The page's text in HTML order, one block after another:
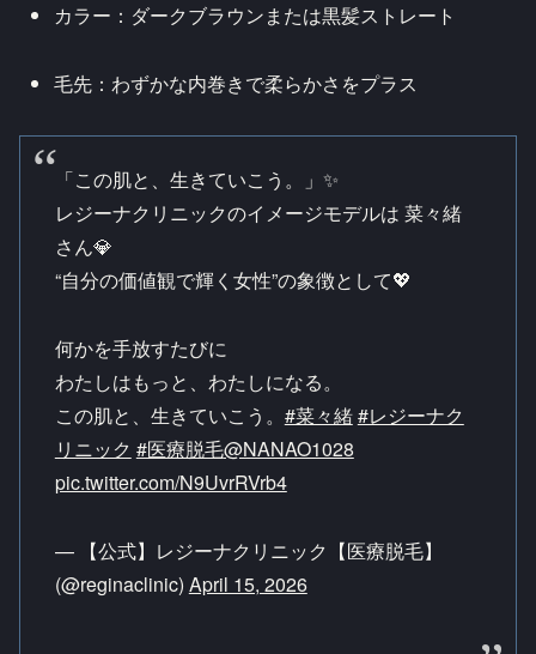
カラー：ダークブラウンまたは黒髪ストレート
毛先：わずかな内巻きで柔らかさをプラス
「この肌と、生きていこう。」✨
レジーナクリニックのイメージモデルは 菜々緒
さん💎
“自分の価値観で輝く女性”の象徴として💖
何かを手放すたびに
わたしはもっと、わたしになる。
この肌と、生きていこう。 #菜々緒#レジーナク
リニック #医療脱毛@NANAO1028
pic.twitter.com/N9UvrRVrb4
— 【公式】レジーナクリニック【医療脱毛】
(@reginaclinic) April 15, 2026